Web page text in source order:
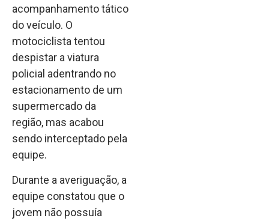
acompanhamento tático
do veículo. O
motociclista tentou
despistar a viatura
policial adentrando no
estacionamento de um
supermercado da
região, mas acabou
sendo interceptado pela
equipe.
Durante a averiguação, a
equipe constatou que o
jovem não possuía